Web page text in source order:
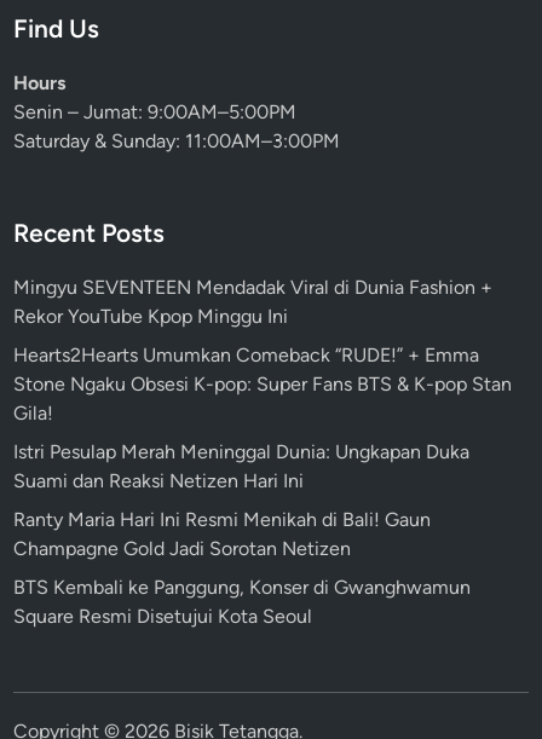
Find Us
Hours
Senin – Jumat: 9:00AM–5:00PM
Saturday & Sunday: 11:00AM–3:00PM
Recent Posts
Mingyu SEVENTEEN Mendadak Viral di Dunia Fashion +
Rekor YouTube Kpop Minggu Ini
Hearts2Hearts Umumkan Comeback “RUDE!” + Emma
Stone Ngaku Obsesi K-pop: Super Fans BTS & K-pop Stan
Gila!
Istri Pesulap Merah Meninggal Dunia: Ungkapan Duka
Suami dan Reaksi Netizen Hari Ini
Ranty Maria Hari Ini Resmi Menikah di Bali! Gaun
Champagne Gold Jadi Sorotan Netizen
BTS Kembali ke Panggung, Konser di Gwanghwamun
Square Resmi Disetujui Kota Seoul
Copyright © 2026 Bisik Tetangga.